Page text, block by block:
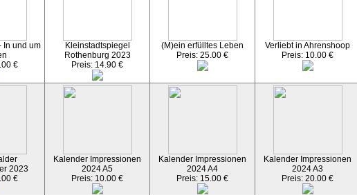
In und um
€
Kleinstadtspiegel
Rothenburg 2023
Preis: 14.90 €
(M)ein erfülltes Leben
Preis: 25.00 €
Verliebt in Ahrenshoop
Preis: 10.00 €
2023
€
Kalender Impressionen
2024 A5
Preis: 10.00 €
Kalender Impressionen
2024 A4
Preis: 15.00 €
Kalender Impressionen
2024 A3
Preis: 20.00 €